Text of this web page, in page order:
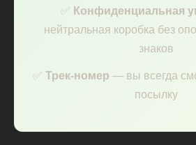
✅ Конфиденциальная
нейтральная коробка без
знаков
✅ Трек-номер — вы всегда
посылку